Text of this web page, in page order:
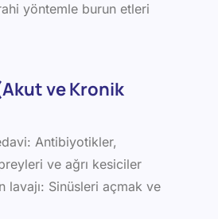
yöntemle burun etleri
ve Kronik
Antibiyotikler,
ve ağrı kesiciler
lavajı: Sinüsleri açmak ve